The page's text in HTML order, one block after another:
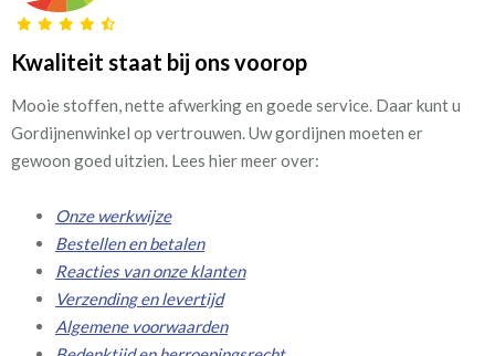
Kwaliteit staat bij ons voorop
Mooie stoffen, nette afwerking en goede service. Daar kunt u
Gordijnenwinkel op vertrouwen. Uw gordijnen moeten er
gewoon goed uitzien. Lees hier meer over:
Onze werkwijze
Bestellen en betalen
Reacties van onze klanten
Verzending en levertijd
Algemene voorwaarden